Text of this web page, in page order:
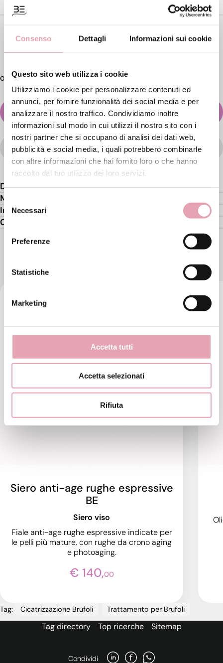
Consenso Dettagli Informazioni sui cookie
Questo sito web utilizza i cookie
Utilizziamo i cookie per personalizzare contenuti ed
annunci, per fornire funzionalità dei social media e per
analizzare il nostro traffico. Condividiamo inoltre
informazioni sul modo in cui utilizzi il nostro sito con i
nostri partner che si occupano di analisi dei dati web,
pubblicità e social media, i quali potrebbero combinarle
con altre informazioni che hai fornito loro o che hanno
raccolto dal tuo utilizzo dei loro servizi.
Selezione
del
consenso
Necessari
Preferenze
Statistiche
Marketing
Accetta tutti
Accetta selezionati
Rifiuta
Formato 50ml
€ 60,
RICHIEDI INFORMAZIONI
WISHLIST
Descrizione
Modo d'uso
Ingredienti attivi
Composizione
Siero anti-age rughe espressive
BE
Siero viso
Fiale anti-age rughe espressive indicate per
le pelli più mature, con rughe da crono aging
e photoaging.
€ 140,00
Tag: Cicatrizzazione Brufoli Trattamento per Brufoli
Tag directory Top ricerche Sitemap
Condividi